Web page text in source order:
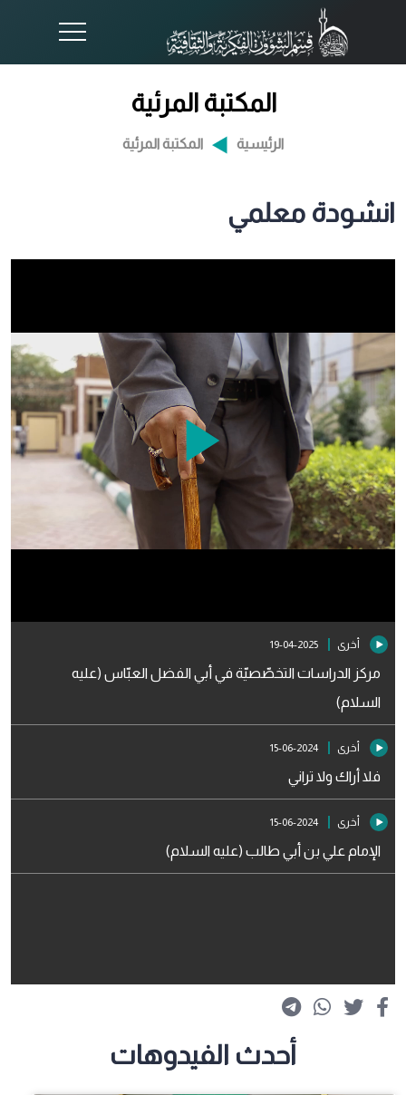
المكتبة المرئية
الرئيسية المكتبة المرئية
انشودة معلمي
Play
Video
أخرى 2025-04-19
مركز الدراسات التخصّصيّة في أبي الفضل العبّاس (عليه
السلام)
أخرى 2024-06-15
فلا أراك ولا تراني
أخرى 2024-06-15
الإمام علي بن أبي طالب (عليه السلام)
أحدث الفيدوهات